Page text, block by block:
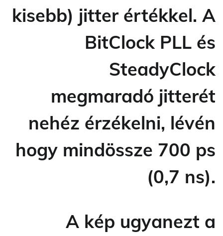
kisebb) jitter értékkel. A
BitClock PLL és
SteadyClock
megmaradó jitterét
nehéz érzékelni, lévén
hogy mindössze 700 ps
(0,7 ns).
A kép ugyanezt a